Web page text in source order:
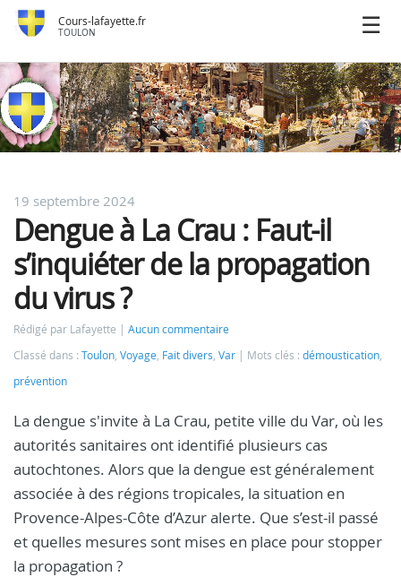
Cours-lafayette.fr
TOULON
19 septembre 2024
Dengue à La Crau : Faut-il
s’inquiéter de la propagation
du virus ?
Rédigé par Lafayette
Aucun commentaire
Classé dans : Toulon, Voyage, Fait divers, Var Mots clés : démoustication,
prévention
La dengue s'invite à La Crau, petite ville du Var, où les
autorités sanitaires ont identifié plusieurs cas
autochtones. Alors que la dengue est généralement
associée à des régions tropicales, la situation en
Provence-Alpes-Côte d’Azur alerte. Que s’est-il passé
et quelles mesures sont mises en place pour stopper
la propagation ?